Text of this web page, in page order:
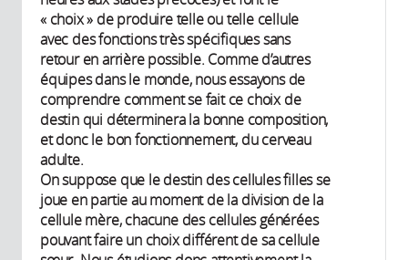
« choix » de produire telle ou telle cellule
avec des fonctions très spécifiques sans
retour en arrière possible. Comme d’autres
équipes dans le monde, nous essayons de
comprendre comment se fait ce choix de
destin qui déterminera la bonne composition,
et donc le bon fonctionnement, du cerveau
adulte.
On suppose que le destin des cellules filles se
joue en partie au moment de la division de la
cellule mère, chacune des cellules générées
pouvant faire un choix différent de sa cellule